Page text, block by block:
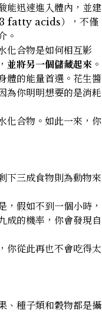
能迅速進入體內，並建
3 fatty acids），不僅
。
化合物是如何相互影
， 並將另一個儲藏起來 。
體的能量首選。花生醬
為你明明想要的是消耗
化合物。如此一來，你
下三成食物則為動物來
假如不到一個小時，
成的機率，你會發現自
你從此再也不會吃得太
、種子類和穀物都是攝